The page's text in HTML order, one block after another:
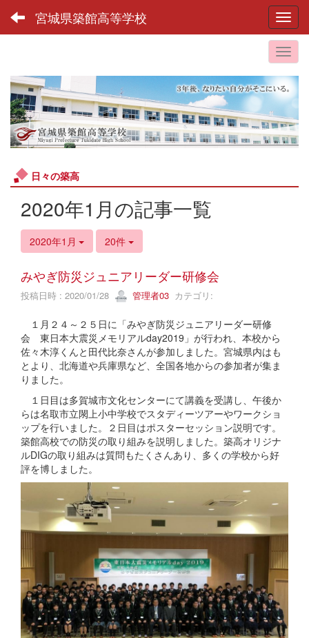
宮城県築館高等学校
日々の築高
2020年1月の記事一覧
2020年1月 20件
みやぎ防災ジュニアリーダー研修会
投稿日時 : 2020/01/28 管理者03 カテゴリ:
１月２４～２５日に「みやぎ防災ジュニアリーダー研修
会 東日本大震災メモリアルday2019」が行われ、本校から
佐々木淳くんと田代比奈さんが参加しました。宮城県内はも
とより、北海道や兵庫県など、全国各地からの参加者が集ま
りました。
１日目は多賀城市文化センターにて講義を受講し、午後か
らは名取市立閖上小中学校でスタディーツアーやワークショ
ップを行いました。２日目はポスターセッション説明です。
築館高校での防災の取り組みを説明しました。築高オリジナ
ルDIGの取り組みは質問もたくさんあり、多くの学校から好
評を博しました。